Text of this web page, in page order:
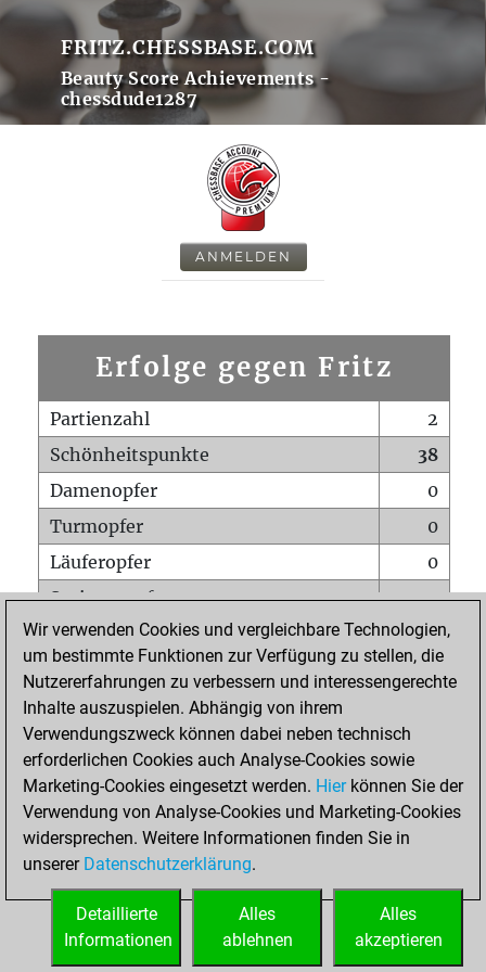
FRITZ.CHESSBASE.COM
Beauty Score Achievements -
chessdude1287
ANMELDEN
Erfolge gegen Fritz
Partienzahl
2
Schönheitspunkte
38
Damenopfer
0
Turmopfer
0
Läuferopfer
0
Springeropfer
1
Bauernopfer
1
Matt auf vollem Brett
0
Bauer setzt Matt
Erstickte Matts
Unterverwandlungen
0
Türme auf der siebten
0
STARTSEITE
Wir verwenden Cookies und vergleichbare Technologien,
um bestimmte Funktionen zur Verfügung zu stellen, die
Nutzererfahrungen zu verbessern und interessengerechte
Inhalte auszuspielen. Abhängig von ihrem
Verwendungszweck können dabei neben technisch
erforderlichen Cookies auch Analyse-Cookies sowie
Marketing-Cookies eingesetzt werden. Hierkönnen Sie der
Verwendung von Analyse-Cookies und Marketing-Cookies
widersprechen. Weitere Informationen finden Sie in
unserer Datenschutzerklärung.
Alles
akzeptieren
Alles
ablehnen
Detaillierte
Informationen